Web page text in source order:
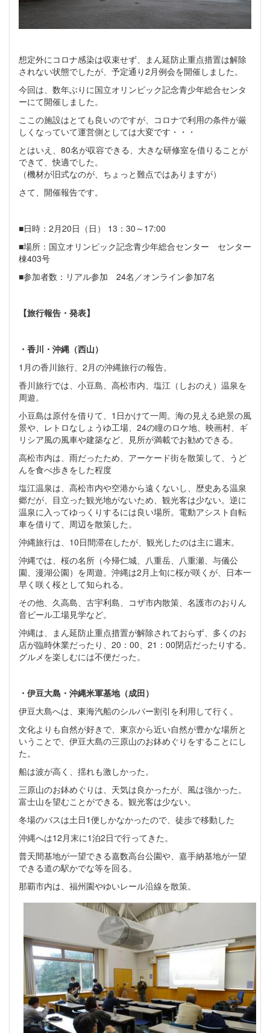
想定外にコロナ感染は収束せず、まん延防止重点措置は解除
されない状態でしたが、予定通り2月例会を開催しました。
今回は、数年ぶりに国立オリンピック記念青少年総合センタ
ーにて開催しました。
ここの施設はとても良いのですが、コロナで利用の条件が厳
しくなっていて運営側としては大変です・・・
とはいえ、80名が収容できる、大きな研修室を借りることが
できて、快適でした。
（機材が旧式なのが、ちょっと難点ではありますが）
さて、開催報告です。
■日時：2月20日（日） 13：30～17:00
■場所：国立オリンピック記念青少年総合センター センター
棟403号
■参加者数：リアル参加 24名／オンライン参加7名
【旅行報告・発表】
・香川・沖縄（西山）
1月の香川旅行、2月の沖縄旅行の報告。
香川旅行では、小豆島、高松市内、塩江（しおのえ）温泉を
周遊。
小豆島は原付を借りて、1日かけて一周。海の見える絶景の風
景や、レトロなしょうゆ工場、24の瞳のロケ地、映画村、ギ
リシア風の風車や建築など、見所が満載でお勧めできる。
高松市内は、雨だったため、アーケード街を散策して、うど
んを食べ歩きをした程度
塩江温泉は、高松市内や空港から遠くないし、歴史ある温泉
郷だが、目立った観光地がないため、観光客は少ない。逆に
温泉に入ってゆっくりするには良い場所。電動アシスト自転
車を借りて、周辺を散策した。
沖縄旅行は、10日間滞在したが、観光したのは主に週末。
沖縄では、桜の名所（今帰仁城、八重岳、八重瀬、与儀公
園、漫湖公園）を周遊。沖縄は2月上旬に桜が咲くが、日本一
早く咲く桜として知られる。
その他、久高島、古宇利島、コザ市内散策、名護市のおりん
音ビール工場見学など。
沖縄は、まん延防止重点措置が解除されておらず、多くのお
店が臨時休業だったり、20：00、21：00閉店だったりする。
グルメを楽しむには不便だった。
・伊豆大島・沖縄米軍基地（成田）
伊豆大島へは、東海汽船のシルバー割引を利用して行く。
文化よりも自然が好きで、東京から近い自然が豊かな場所と
いうことで、伊豆大島の三原山のお鉢めぐりをすることにし
た。
船は波が高く、揺れも激しかった。
三原山のお鉢めぐりは、天気は良かったが、風は強かった。
富士山を望むことができる。観光客は少ない。
冬場のバスは土日1便しかなかったので、徒歩で移動した
沖縄へは12月末に1泊2日で行ってきた。
普天間基地が一望できる嘉数高台公園や、嘉手納基地が一望
できる道の駅かでな等を回る。
那覇市内は、福州園やゆいレール沿線を散策。